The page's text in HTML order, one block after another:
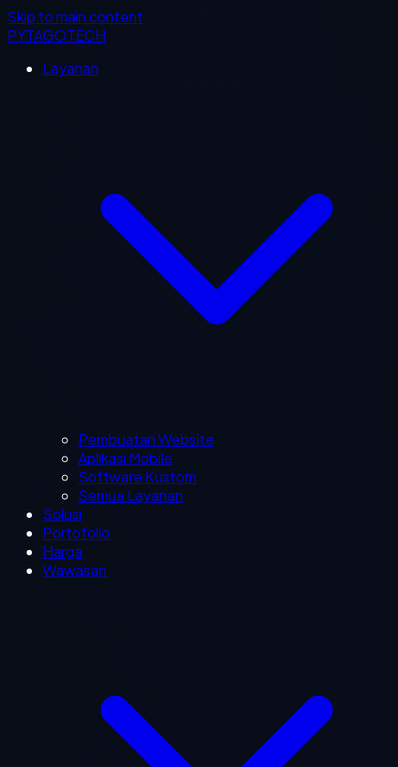
Skip to main content
PYTAGOTECH
Layanan
Pembuatan Website
Aplikasi Mobile
Software Kustom
Semua Layanan
Solusi
Portofolio
Harga
Wawasan